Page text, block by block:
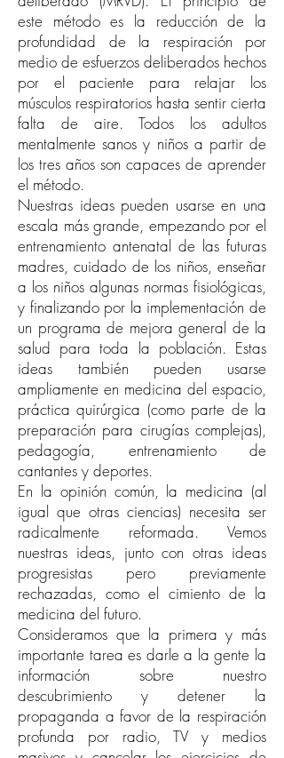
este método es la reducción de la
profundidad de la respiración por
medio de esfuerzos deliberados hechos
por el paciente para relajar los
músculos respiratorios hasta sentir cierta
falta de aire. Todos los adultos
mentalmente sanos y niños a partir de
los tres años son capaces de aprender
el método.
Nuestras ideas pueden usarse en una
escala más grande, empezando por el
entrenamiento antenatal de las futuras
madres, cuidado de los niños, enseñar
a los niños algunas normas fisiológicas,
y finalizando por la implementación de
un programa de mejora general de la
salud para toda la población. Estas
ideas también pueden usarse
ampliamente en medicina del espacio,
práctica quirúrgica (como parte de la
preparación para cirugías complejas),
pedagogía, entrenamiento de
cantantes y deportes.
En la opinión común, la medicina (al
igual que otras ciencias) necesita ser
radicalmente reformada. Vemos
nuestras ideas, junto con otras ideas
progresistas pero previamente
rechazadas, como el cimiento de la
medicina del futuro.
Consideramos que la primera y más
importante tarea es darle a la gente la
información sobre nuestro
descubrimiento y detener la
propaganda a favor de la respiración
profunda por radio, TV y medios